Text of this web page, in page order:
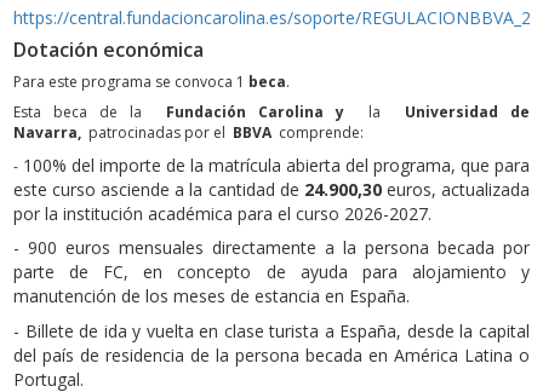
https://central.fundacioncarolina.es/soporte/
Dotación económica
Para este programa se convoca 1 beca.
Esta beca de la Fundación Carolina y la Universidad de
Navarra, patrocinadas por el BBVA comprende:
- 100% del importe de la matrícula abierta del programa, que para
este curso asciende a la cantidad de 24.900,30euros, actualizada
por la institución académica para el curso 2026-2027.
- 900 euros mensuales directamente a la persona becada por
parte de FC, en concepto de ayuda para alojamiento y
manutención de los meses de estancia en España.
- Billete de ida y vuelta en clase turista a España, desde la capital
del país de residencia de la persona becada en América Latina o
Portugal.